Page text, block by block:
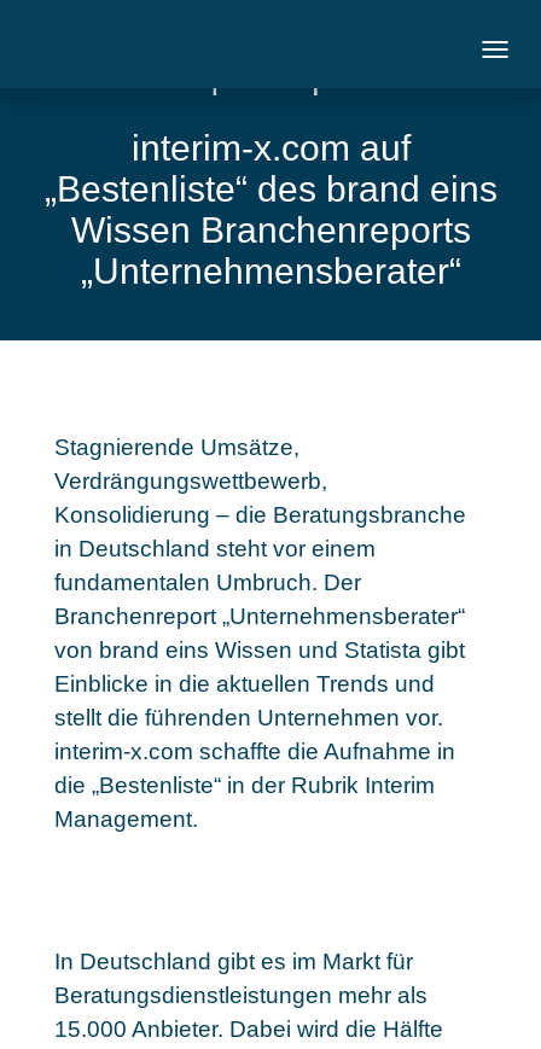
interim-x.com auf
„Bestenliste“ des brand eins
Wissen Branchenreports
„Unternehmensberater“
Stagnierende Umsätze,
Verdrängungswettbewerb,
Konsolidierung – die Beratungsbranche
in Deutschland steht vor einem
fundamentalen Umbruch. Der
Branchenreport „Unternehmensberater“
von brand eins Wissen und Statista gibt
Einblicke in die aktuellen Trends und
stellt die führenden Unternehmen vor.
interim-x.com schaffte die Aufnahme in
die „Bestenliste“ in der Rubrik Interim
Management.
In Deutschland gibt es im Markt für
Beratungsdienstleistungen mehr als
15.000 Anbieter. Dabei wird die Hälfte